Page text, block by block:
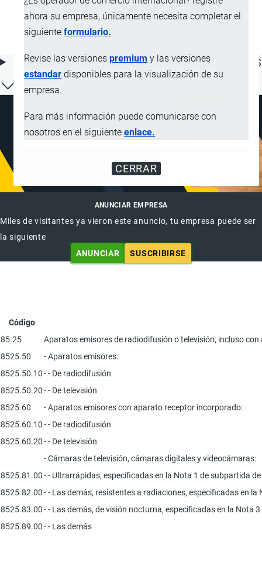
ahora su empresa, únicamente necesita completar el
siguienteformulario.
Revise las versionespremium y las versiones
estandar disponibles para la visualización de su
empresa.
Para más información puede comunicarse con
nosotros en el siguienteenlace.
CERRAR
incorporado; cámaras de televisión,
cámaras digitales y videocámaras
ÍNDICE DE CONTENIDOS
ANUNCIAR EMPRESA
Miles de visitantes ya vieron este anuncio, tu empresa puede ser
la siguiente
ANUNCIAR
SUSCRIBIRSE
Código
85.25
Aparatos emisores de radiodifusión o televisión, incluso
8525.50
- Aparatos emisores:
8525.50.10- - De radiodifusión
8525.50.20- - De televisión
8525.60
- Aparatos emisores con aparato receptor incorporado:
8525.60.10- - De radiodifusión
8525.60.20- - De televisión
- Cámaras de televisión, cámaras digitales y videocámaras:
8525.81.00- - Ultrarrápidas, especificadas en la Nota 1 de subpartida
8525.82.00- - Las demás, resistentes a radiaciones, especificadas en
8525.83.00- - Las demás, de visión nocturna, especificadas en la Nota
8525.89.00- - Las demás